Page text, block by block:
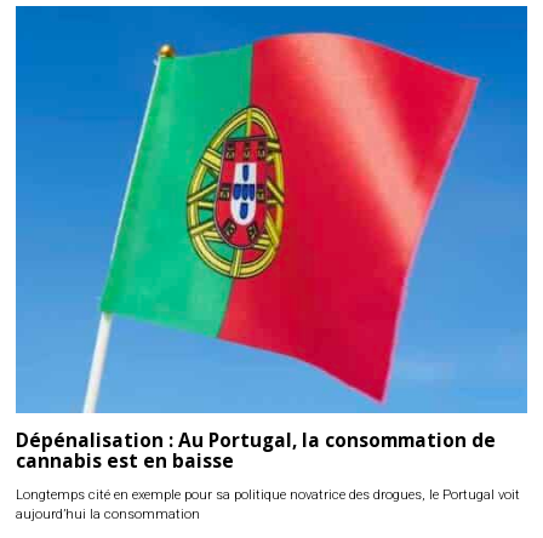
Dépénalisation : Au Portugal, la consommation de
cannabis est en baisse
Longtemps cité en exemple pour sa politique novatrice des drogues, le Portugal voit
aujourd’hui la consommation